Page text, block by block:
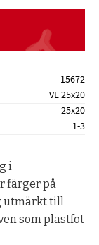
15672
VL 25x20
25x20
1-3
i
färger på
utmärkt till
som plastfot